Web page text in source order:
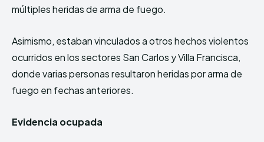
múltiples heridas de arma de fuego.
Asimismo, estaban vinculados a otros hechos violentos
ocurridos en los sectores San Carlos y Villa Francisca,
donde varias personas resultaron heridas por arma de
fuego en fechas anteriores.
Evidencia ocupada